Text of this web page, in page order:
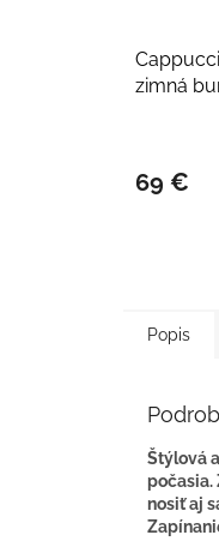
zimná
69 €
Popis
Štýlová
počasia.
nosiť aj